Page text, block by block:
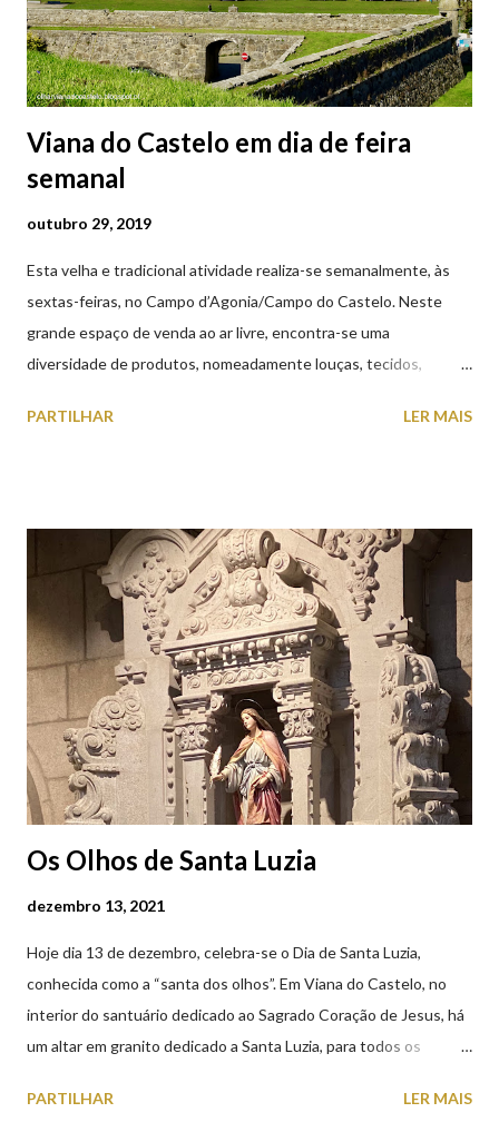
Viana do Castelo em dia de feira
semanal
outubro 29, 2019
Esta velha e tradicional atividade realiza-se semanalmente, às
sextas-feiras, no Campo d’Agonia/Campo do Castelo. Neste
grande espaço de venda ao ar livre, encontra-se uma
diversidade de produtos, nomeadamente louças, tecidos,
cobres entre muitos outros. Horário de funcionamento | Verão
(2019.10.25) Feira Semanal em Viana do Castelo (2019.10.25)
Feira Semanal em Viana do Castelo (2019.10.25) Feira Semanal
em Viana do Castelo (2019.10.25) Feira Semanal em Viana do
Castelo (2019.10.25) Feira Semanal em Viana do Castelo
(2019.10.25)
PARTILHAR LER MAIS
Os Olhos de Santa Luzia
dezembro 13, 2021
Hoje dia 13 de dezembro, celebra-se o Dia de Santa Luzia,
conhecida como a “santa dos olhos”. Em Viana do Castelo, no
interior do santuário dedicado ao Sagrado Coração de Jesus, há
um altar em granito dedicado a Santa Luzia, para todos os
uma capela dedicada a Santa Luzia construída no cimo do monte
PARTILHAR LER MAIS